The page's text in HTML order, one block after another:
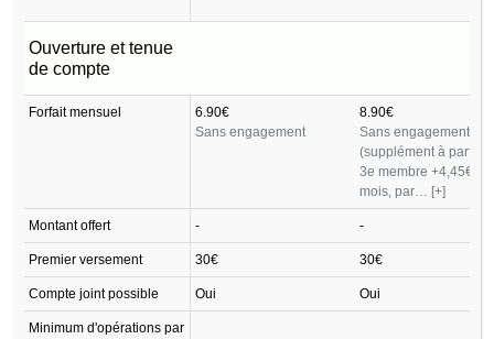
Ouverture et tenue
de compte
Forfait mensuel
6.90€
Sans engagement
8.90€
Sans engagement
(supplément à partir
3e membre +4,45€
mois, par…
[+]
Montant offert - -
Premier versement 30€ 30€
Compte joint possible Oui Oui
Minimum d'opérations par